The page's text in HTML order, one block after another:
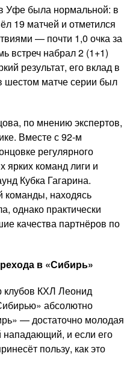
Уфе была нормальной: в
19 матчей и отметился
— почти 1,0 очка за
встреч набрал 2 (1+1)
результат, его вклад в
шестом матче серии был
по мнению экспертов,
Вместе с 92-м
регулярного
ярких команд лиги и
Кубка Гагарина.
команды, находясь
однако практически
качества партнёров по
в «Сибирь»
КХЛ Леонид
абсолютно
— достаточно молодая
и если его
пользу, как это